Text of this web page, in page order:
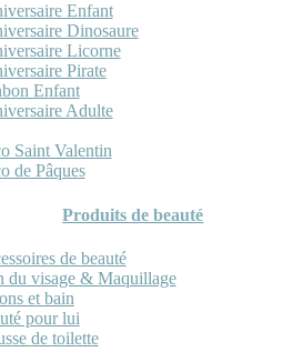
Enfant
Dinosaure
Licorne
Pirate
Enfant
Adulte
Saint Valentin
de Pâques
Produits de beauté
de beauté
du visage & Maquillage
et bain
pour lui
de toilette